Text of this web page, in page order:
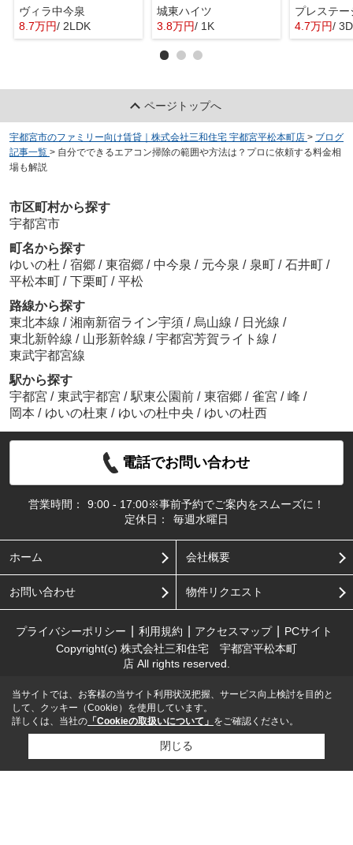
ヴィラ中今泉
8.7万円/ 2LDK
城東ハイツ
3.8万円/ 1K
プレステー
4.7万円/
ページトップへ
宇都宮市のファミリー向け賃貸｜株式会社三和住宅 宇都宮平松本町店 > ブログ
記事一覧 > 自分でできるエアコン掃除の範囲や方法は？プロに依頼する料金相
場も解説
市区町村から探す
宇都宮市
町名から探す
ゆいの杜 / 宿郷 / 東宿郷 / 中今泉 / 元今泉 / 泉町 / 石井町 /
平松本町 / 下栗町 / 平松
路線から探す
東北本線 / 湘南新宿ライン宇須 / 烏山線 / 日光線 /
東北新幹線 / 山形新幹線 / 宇都宮芳賀ライト線 /
東武宇都宮線
駅から探す
宇都宮 / 東武宇都宮 / 駅東公園前 / 東宿郷 / 雀宮 / 峰 /
岡本 / ゆいの杜東 / ゆいの杜中央 / ゆいの杜西
電話でお問い合わせ
営業時間：
9:00 - 17:00※事前予約でご案内をスムーズに！
定休日：
毎週水曜日
ホーム 会社概要
お問い合わせ 物件リクエスト
プライバシーポリシー 利用規約 アクセスマップ
PCサイト
Copyright(c) 株式会社三和住宅 宇都宮平松本町
店 All rights reserved.
当サイトでは、お客様の当サイト利用状況把握、サービス向上検討を目的と
して、クッキー（Cookie）を使用しています。
詳しくは、当社の 「Cookieの取扱いについて」 をご確認ください。
閉じる